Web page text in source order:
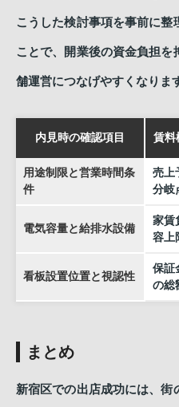
こうした検討事項を事前に整
ことで、開業後の資金負担
舗運営につなげやすくなりま
内見時の確認項目 賃料
用途制限と営業時間条
件
売上
分岐
電気容量と給排水設備
家賃
容上
看板設置位置と視認性
保証
の総
まとめ
新宿区での出店成功には、街